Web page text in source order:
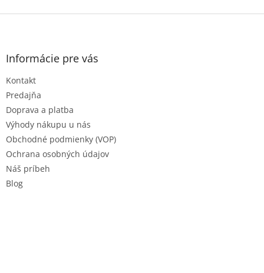
Z
Informácie pre vás
Kontakt
Predajňa
Doprava a platba
Výhody nákupu u nás
Obchodné podmienky (VOP)
Ochrana osobných údajov
Náš príbeh
Blog